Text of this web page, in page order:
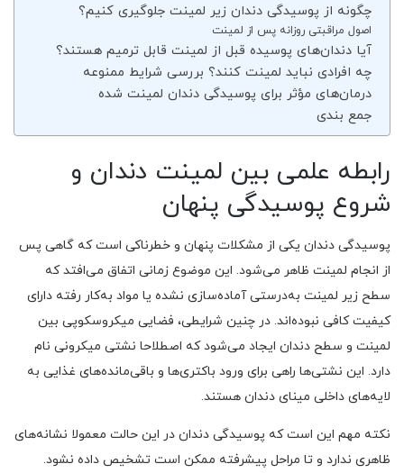
چگونه از پوسیدگی دندان زیر لمینت جلوگیری کنیم؟
اصول مراقبتی روزانه پس از لمینت
آیا دندان‌های پوسیده قبل از لمینت قابل ترمیم هستند؟
چه افرادی نباید لمینت کنند؟ بررسی شرایط ممنوعه
درمان‌های مؤثر برای پوسیدگی دندان لمینت شده
جمع‌ بندی
رابطه علمی بین لمینت دندان و
شروع پوسیدگی پنهان
پوسیدگی دندان یکی از مشکلات پنهان و خطرناکی است که گاهی پس
از انجام لمینت ظاهر می‌شود. این موضوع زمانی اتفاق می‌افتد که
سطح زیر لمینت به‌درستی آماده‌سازی نشده یا مواد به‌کار رفته دارای
کیفیت کافی نبوده‌اند. در چنین شرایطی، فضایی میکروسکوپی بین
لمینت و سطح دندان ایجاد می‌شود که اصطلاحا نشتی میکرونی نام
دارد. این نشتی‌ها راهی برای ورود باکتری‌ها و باقی‌مانده‌های غذایی به
لایه‌های داخلی مینای دندان هستند.
نکته مهم این است که پوسیدگی دندان در این حالت معمولا نشانه‌های
ظاهری ندارد و تا مراحل پیشرفته ممکن است تشخیص داده نشود.